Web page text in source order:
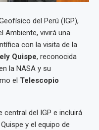
del Perú (IGP),
Ambiente, vivirá una
con la visita de la
Quispe, reconocida
la NASA y su
el Telescopio
central del IGP e incluirá
y el equipo de